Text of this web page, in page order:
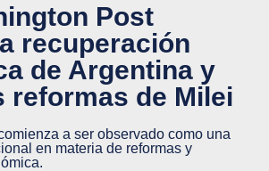
Post
recuperación
de Argentina y
reformas de Milei
a ser observado como una
en materia de reformas y